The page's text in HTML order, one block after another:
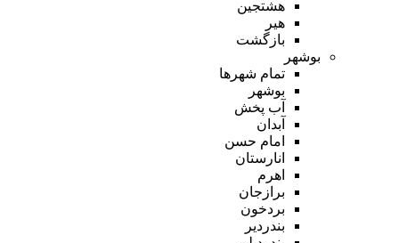
هشتجین
هیر
بازگشت
بوشهر
تمام شهر‌ها
بوشهر
آب پخش
آبدان
امام حسن
انارستان
اهرم
برازجان
بردخون
بندردیر